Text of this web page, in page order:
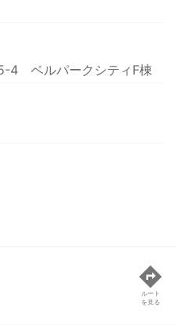
4 ベルパークシティF棟
ルート
を見る